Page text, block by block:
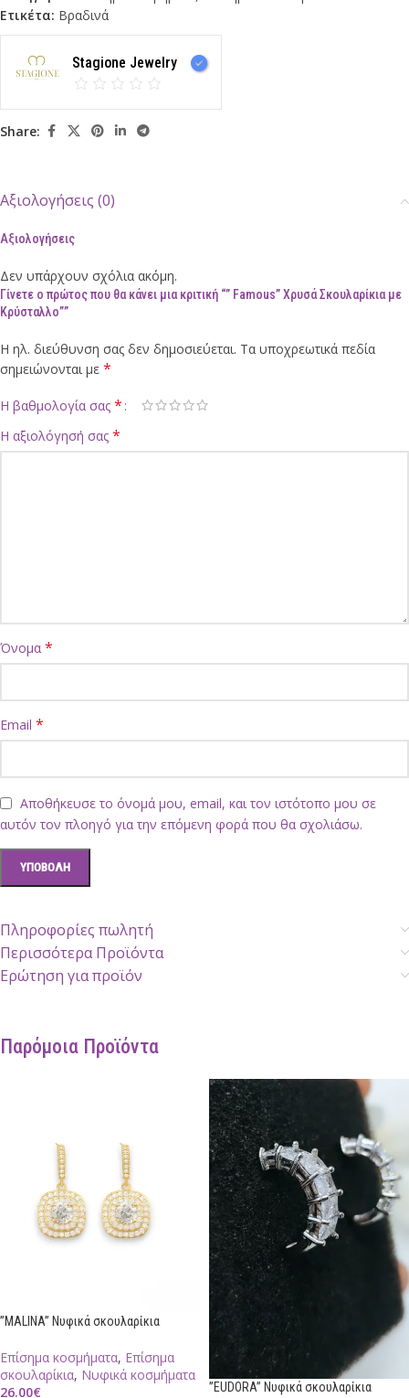
Ετικέτα: Bραδινά
Stagione Jewelry
Share:
Αξιολογήσεις (0)
Αξιολογήσεις
Δεν υπάρχουν σχόλια ακόμη.
Γίνετε ο πρώτος που θα κάνει μια κριτική “” Famous” Χρυσά Σκουλαρίκια με
Κρύσταλλο””
Η ηλ. διεύθυνση σας δεν δημοσιεύεται. Τα υποχρεωτικά πεδία
σημειώνονται με *
Η βαθμολογία σας *
Η αξιολόγησή σας *
Όνομα *
Email *
Αποθήκευσε το όνομά μου, email, και τον ιστότοπο μου σε
αυτόν τον πλοηγό για την επόμενη φορά που θα σχολιάσω.
Πληροφορίες πωλητή
Περισσότερα Προϊόντα
Ερώτηση για προϊόν
Παρόμοια Προϊόντα
”MALINA” Νυφικά σκουλαρίκια
Επίσημα κοσμήματα, Επίσημα
σκουλαρίκια, Νυφικά κοσμήματα
26.00€ ”EUDORA” Νυφικά σκουλαρίκια